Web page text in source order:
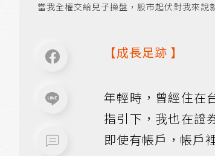
當我全權交給兒子操盤，股市起伏對我來
【成長足跡 】
年輕時，曾經住在
指引下，我也在證
即使有帳戶，帳戶